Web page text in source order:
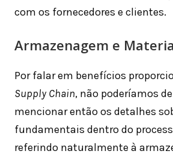
com os fornecedores e clientes.
Armazenagem e
Por falar em benefícios
Supply Chain, não poderíamos
mencionar então os detalhes
fundamentais dentro do
referindo naturalmente à